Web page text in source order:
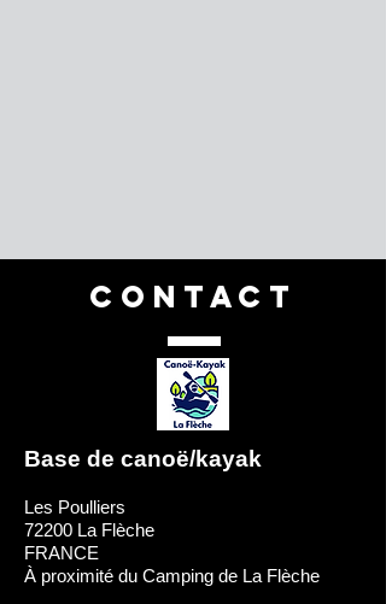
CONTACT
Base de canoë/kayak
Les Poulliers
72200 La Flèche
FRANCE
À proximité du Camping de La Flèche